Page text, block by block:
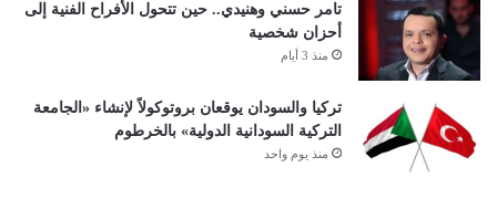
تامر حسني وهنيدي.. حين تتحول الأفراح الفنية إلى
أحزان شخصية
منذ 3 أيام
تركيا والسودان يوقعان بروتوكولاً لإنشاء «الجامعة
التركية السودانية الدولية» بالخرطوم
منذ يوم واحد